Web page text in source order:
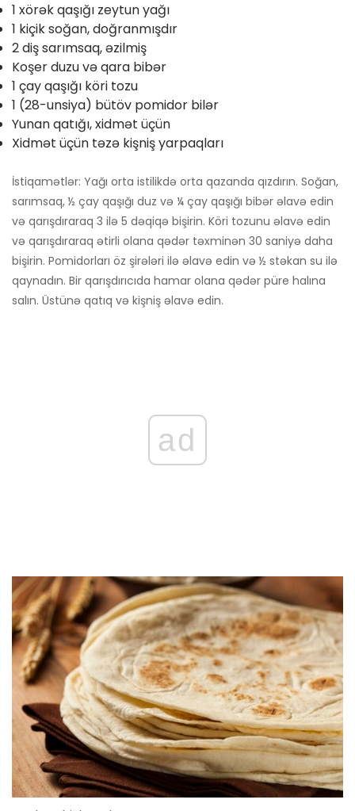
1 xörək qaşığı zeytun yağı
1 kiçik soğan, doğranmışdır
2 diş sarımsaq, əzilmiş
Koşer duzu və qara bibər
1 çay qaşığı köri tozu
1 (28-unsiya) bütöv pomidor bilər
Yunan qatığı, xidmət üçün
Xidmət üçün təzə kişniş yarpaqları
İstiqamətlər: Yağı orta istilikdə orta qazanda qızdırın. Soğan,
sarımsaq, ½ çay qaşığı duz və ¼ çay qaşığı bibər əlavə edin
və qarışdıraraq 3 ilə 5 dəqiqə bişirin. Köri tozunu əlavə edin
və qarışdıraraq ətirli olana qədər təxminən 30 saniyə daha
bişirin. Pomidorları öz şirələri ilə əlavə edin və ½ stəkan su ilə
qaynadın. Bir qarışdırıcıda hamar olana qədər püre halına
salın. Üstünə qatıq və kişniş əlavə edin.
ad